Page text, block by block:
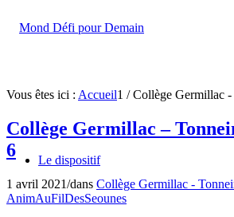
Le dispositif
Vous êtes ici : Accueil1 / Collège Germillac -
Collège Germillac –
6
1 avril 2021/dans Collège Germillac -
AnimAuFilDesSeounes